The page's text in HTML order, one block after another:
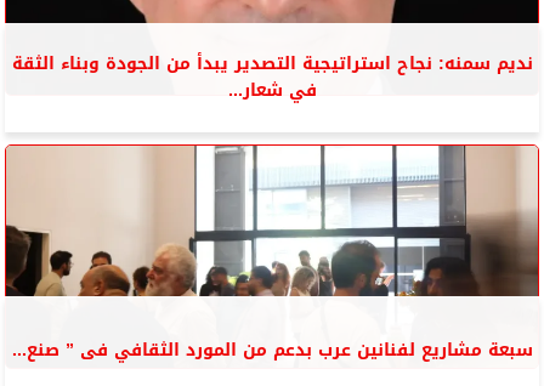
نديم سمنه: نجاح استراتيجية التصدير يبدأ من الجودة وبناء الثقة
في شعار...
سبعة مشاريع لفنانين عرب بدعم من المورد الثقافي فى ” صنع...